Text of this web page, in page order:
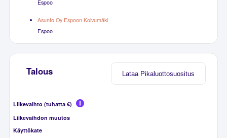
Espoo
Asunto Oy Espoon Koivumäki
Espoo
Lataa Pikaluottosuositus
Talous
Liikevaihto (tuhatta €)
Liikevaihdon muutos
Käyttökate